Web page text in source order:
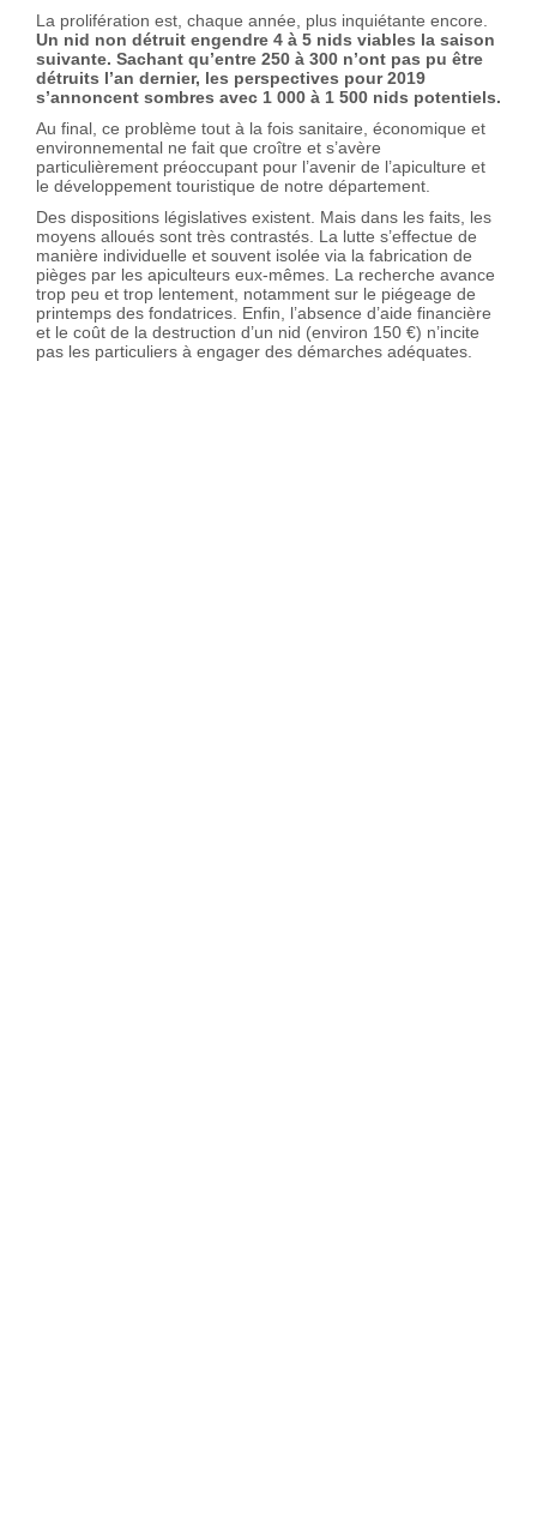
La prolifération est, chaque année, plus inquiétante encore.
Un nid non détruit engendre 4 à 5 nids viables la saison
suivante. Sachant qu’entre 250 à 300 n’ont pas pu être
détruits l’an dernier, les perspectives pour 2019
s’annoncent sombres avec 1 000 à 1 500 nids potentiels.
Au final, ce problème tout à la fois sanitaire, économique et
environnemental ne fait que croître et s’avère
particulièrement préoccupant pour l’avenir de l’apiculture et
le développement touristique de notre département.
Des dispositions législatives existent. Mais dans les faits, les
moyens alloués sont très contrastés. La lutte s’effectue de
manière individuelle et souvent isolée via la fabrication de
pièges par les apiculteurs eux-mêmes. La recherche avance
trop peu et trop lentement, notamment sur le piégeage de
printemps des fondatrices. Enfin, l’absence d’aide financière
et le coût de la destruction d’un nid (environ 150 €) n’incite
pas les particuliers à engager des démarches adéquates.